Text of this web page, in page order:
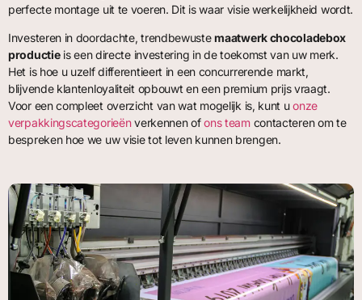
perfecte montage uit te voeren. Dit is waar visie werkelijkheid wordt.
Investeren in doordachte, trendbewustemaatwerk chocoladebox
productieis een directe investering in de toekomst van uw merk.
Het is hoe u uzelf differentieert in een concurrerende markt,
blijvende klantenloyaliteit opbouwt en een premium prijs vraagt.
Voor een compleet overzicht van wat mogelijk is, kunt uonze
verpakkingscategorieënverkennen ofons teamcontacteren om te
bespreken hoe we uw visie tot leven kunnen brengen.